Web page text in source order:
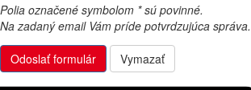
Polia označené symbolom *sú povinné.
Na zadaný email Vám príde potvrdzujúca správa.
Odoslať formulár Vymazať